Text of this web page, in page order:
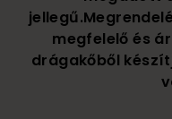
megfelelő és
drágakőből